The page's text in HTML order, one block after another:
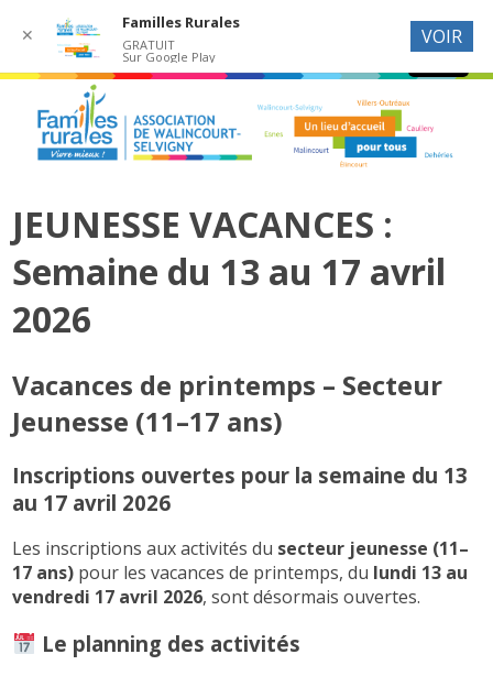
JEUNESSE VACANCES :
Semaine du 13 au 17 avril
2026
Vacances de printemps – Secteur
Jeunesse (11–17 ans)
Inscriptions ouvertes pour la semaine du 13
au 17 avril 2026
Les inscriptions aux activités du secteur jeunesse (11–
17 ans) pour les vacances de printemps, du lundi 13 au
vendredi 17 avril 2026, sont désormais ouvertes.
Le planning des activités
✕
Familles Rurales
GRATUIT
Sur Google Play
VOIR